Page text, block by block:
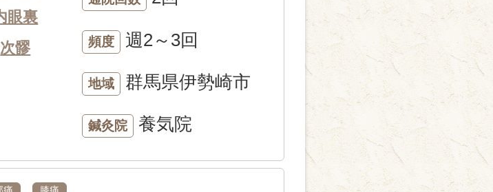
眼裏
次髎
頻度 週2～3回
地域 群馬県伊勢崎市
鍼灸院 養気院